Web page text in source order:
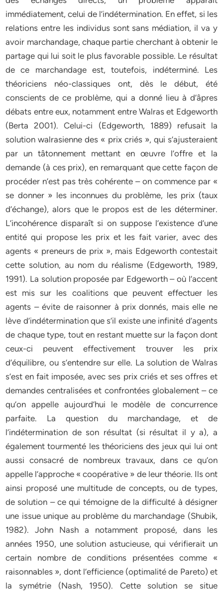
immédiatement, celui de l’indétermination. En effet, si les
relations entre les individus sont sans médiation, il va y
avoir marchandage, chaque partie cherchant à obtenir le
partage qui lui soit le plus favorable possible. Le résultat
de ce marchandage est, toutefois, indéterminé. Les
théoriciens néo-classiques ont, dès le début, été
conscients de ce problème, qui a donné lieu à d’âpres
débats entre eux, notamment entre Walras et Edgeworth
(Berta 2001). Celui-ci (Edgeworth, 1889) refusait la
solution walrasienne des « prix criés », qui s’ajusteraient
par un tâtonnement mettant en œuvre l’offre et la
demande (à ces prix), en remarquant que cette façon de
procéder n’est pas très cohérente – on commence par «
se donner » les inconnues du problème, les prix (taux
d’échange), alors que le propos est de les déterminer.
L’incohérence disparaît si on suppose l’existence d’une
entité qui propose les prix et les fait varier, avec des
agents « preneurs de prix », mais Edgeworth contestait
cette solution, au nom du réalisme (Edgeworth, 1989,
1991). La solution proposée par Edgeworth – où l’accent
est mis sur les coalitions que peuvent effectuer les
agents – évite de raisonner à prix donnés, mais elle ne
lève d’indétermination que s’il existe une infinité d’agents
de chaque type, tout en restant muette sur la façon dont
ceux-ci peuvent effectivement trouver les prix
d’équilibre, ou s’entendre sur elle. La solution de Walras
s’est en fait imposée, avec ses prix criés et ses offres et
demandes centralisées et confrontées globalement – ce
qu’on appelle aujourd’hui le modèle de concurrence
parfaite. La question du marchandage, et de
l’indétermination de son résultat (si résultat il y a), a
également tourmenté les théoriciens des jeux qui lui ont
aussi consacré de nombreux travaux, dans ce qu’on
appelle l’approche « coopérative » de leur théorie. Ils ont
ainsi proposé une multitude de concepts, ou de types,
de solution – ce qui témoigne de la difficulté à désigner
une issue unique au problème du marchandage (Shubik,
1982). John Nash a notamment proposé, dans les
années 1950, une solution astucieuse, qui vérifierait un
certain nombre de conditions présentées comme «
raisonnables », dont l’efficience (optimalité de Pareto) et
la symétrie (Nash, 1950). Cette solution se situe